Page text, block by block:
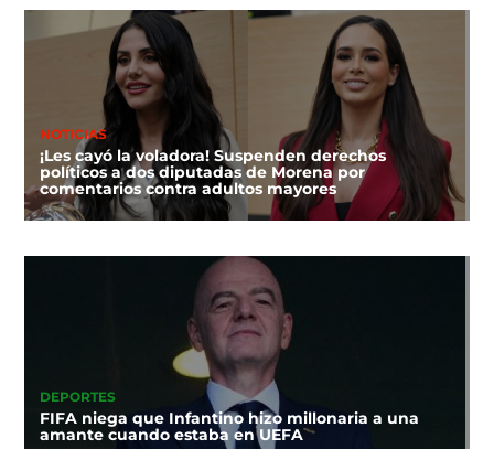
NOTICIAS
¡Les cayó la voladora! Suspenden derechos
políticos a dos diputadas de Morena por
comentarios contra adultos mayores
DEPORTES
FIFA niega que Infantino hizo millonaria a una
amante cuando estaba en UEFA